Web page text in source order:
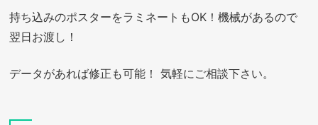
持ち込みのポスターをラミネートもOK！機械があるので
翌日お渡し！
データがあれば修正も可能！ 気軽にご相談下さい。